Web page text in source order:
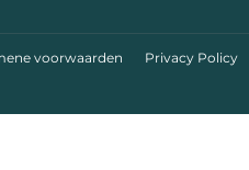
voorwaarden Privacy Policy